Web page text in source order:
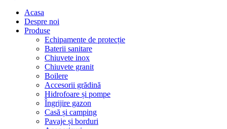
Acasa
Despre noi
Produse
Echipamente de protecție
Baterii sanitare
Chiuvete inox
Chiuvete granit
Boilere
Accesorii grădină
Hidrofoare și pompe
Îngrijire gazon
Casă și camping
Pavaje și borduri